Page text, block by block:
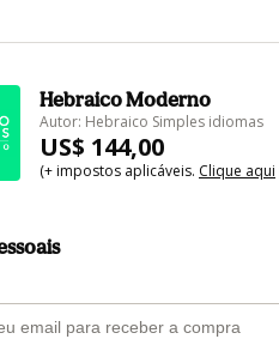
Hebraico Moderno
Autor: Hebraico Simples idiomas
US$ 144,00
(+ impostos aplicáveis. Clique aqui